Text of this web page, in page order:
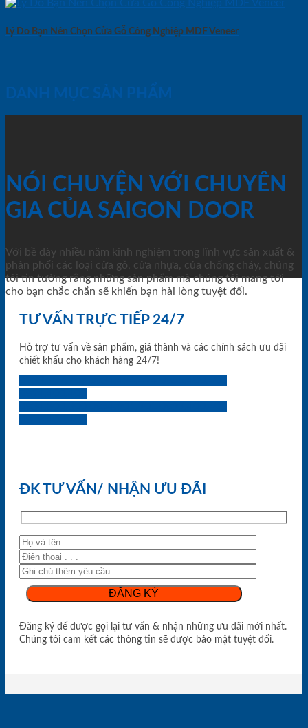
Lý Do Bạn Nên Chọn Cửa Gỗ Công Nghiệp MDF Veneer
DANH MỤC SẢN PHẨM
NÓI CHUYỆN VỚI CHUYÊN
GIA CỦA SAIGON DOOR
Với bề dày nhiều năm kinh nghiệm trong lĩnh vực sản xuất &
phân phối các loại cửa gỗ, cửa nhựa, của chống cháy, chúng
tôi tin tưởng rằng những sản phẩm mà chúng tôi mang tới
cho bạn chắc chắn sẽ khiến bạn hài lòng tuyệt đối.
TƯ VẤN TRỰC TIẾP 24/7
Hỗ trợ tư vấn về sản phẩm, giá thành và các chính sách ưu đãi
chiết khấu cho khách hàng 24/7!
ĐK TƯ VẤN/ NHẬN ƯU ĐÃI
Đăng ký để được gọi lại tư vấn & nhận những ưu đãi mới nhất.
Chúng tôi cam kết các thông tin sẽ được bảo mật tuyệt đối.